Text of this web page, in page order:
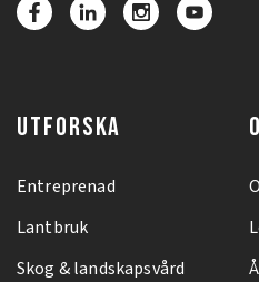
UTFORSKA
Entreprenad
Lantbruk
Skog & landskapsvård